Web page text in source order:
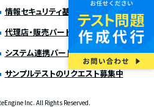
情報セキュリティ基本方針
代理店・販売パートナー募集
システム連携パートナー募集
サンプルテストのリクエスト募集中
Inc. All Rights Reserved.